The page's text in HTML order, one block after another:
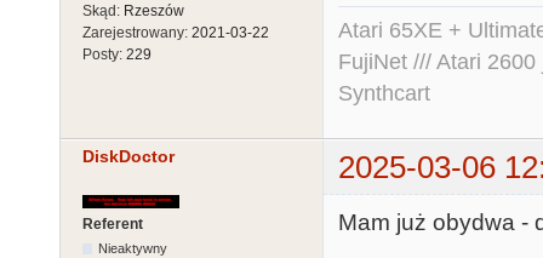
Skąd: Rzeszów
Zarejestrowany: 2021-03-22
Posty: 229
Atari 65XE +
FujiNet /// Atari
Synthcart
DiskDoctor 2025-03-06
Referent
Nieaktywny
Mam już obydwa -